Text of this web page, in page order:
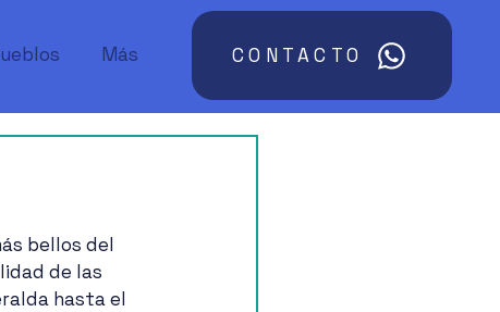
Más CONTACTO
bellos del
de las
hasta el